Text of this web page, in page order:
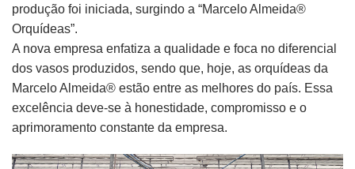
produção foi iniciada, surgindo a “Marcelo Almeida®
Orquídeas”.
A nova empresa enfatiza a qualidade e foca no diferencial
dos vasos produzidos, sendo que, hoje, as orquídeas da
Marcelo Almeida® estão entre as melhores do país. Essa
excelência deve-se à honestidade, compromisso e o
aprimoramento constante da empresa.